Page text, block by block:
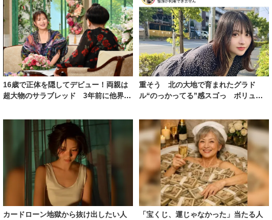
16歳で正体を隠してデビュー！両親は
超大物のサラブレッド 3年前に他界し
重そう 北の大地で育まれたグラド
ル“のっかってる”感スゴっ ボリュー
カードローン地獄から抜け出したい人
「宝くじ、運じゃなかった」当たる人